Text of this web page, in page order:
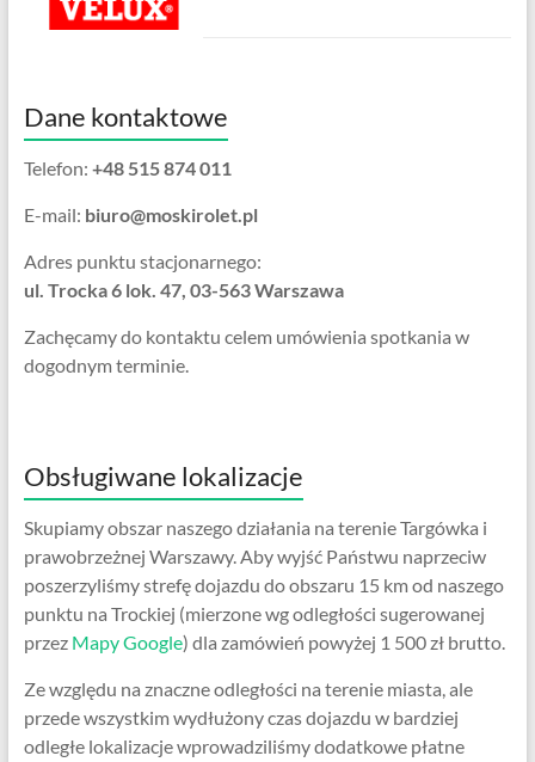
Dane kontaktowe
Telefon: +48 515 874 011
E-mail: biuro@moskirolet.pl
Adres punktu stacjonarnego:
ul. Trocka 6 lok. 47, 03-563 Warszawa
Zachęcamy do kontaktu celem umówienia spotkania w
dogodnym terminie.
Obsługiwane lokalizacje
Skupiamy obszar naszego działania na terenie Targówka i
prawobrzeżnej Warszawy. Aby wyjść Państwu naprzeciw
poszerzyliśmy strefę dojazdu do obszaru 15 km od naszego
punktu na Trockiej (mierzone wg odległości sugerowanej
przez Mapy Google) dla zamówień powyżej 1 500 zł brutto.
Ze względu na znaczne odległości na terenie miasta, ale
przede wszystkim wydłużony czas dojazdu w bardziej
odległe lokalizacje wprowadziliśmy dodatkowe płatne